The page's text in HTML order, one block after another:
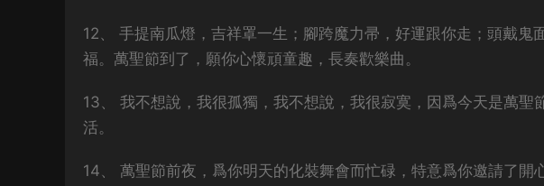
12、 手提南瓜燈，吉祥罩一生；腳跨魔力帚，好運跟你走；頭戴鬼
福。萬聖節到了，願你心懷頑童趣，長奏歡樂曲。
13、 我不想說，我很孤獨，我不想說，我很寂寞，因爲今天是萬聖
活。
14、 萬聖節前夜，爲你明天的化裝舞會而忙碌，特意爲你邀請了